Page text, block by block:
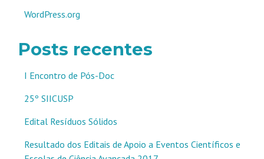
WordPress.org
Posts recentes
I Encontro de Pós-Doc
25º SIICUSP
Edital Resíduos Sólidos
Resultado dos Editais de Apoio a Eventos Científicos e